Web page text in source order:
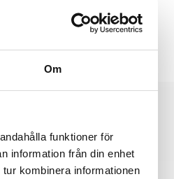
Om
funktioner för
information från din enhet
kombinera informationen